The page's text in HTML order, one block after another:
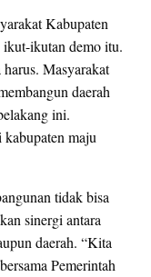
Kabupaten
ikut-ikutan demo itu.
Masyarakat
daerah
ini.
maju
tidak bisa
sinergi antara
daerah. “Kita
Pemerintah